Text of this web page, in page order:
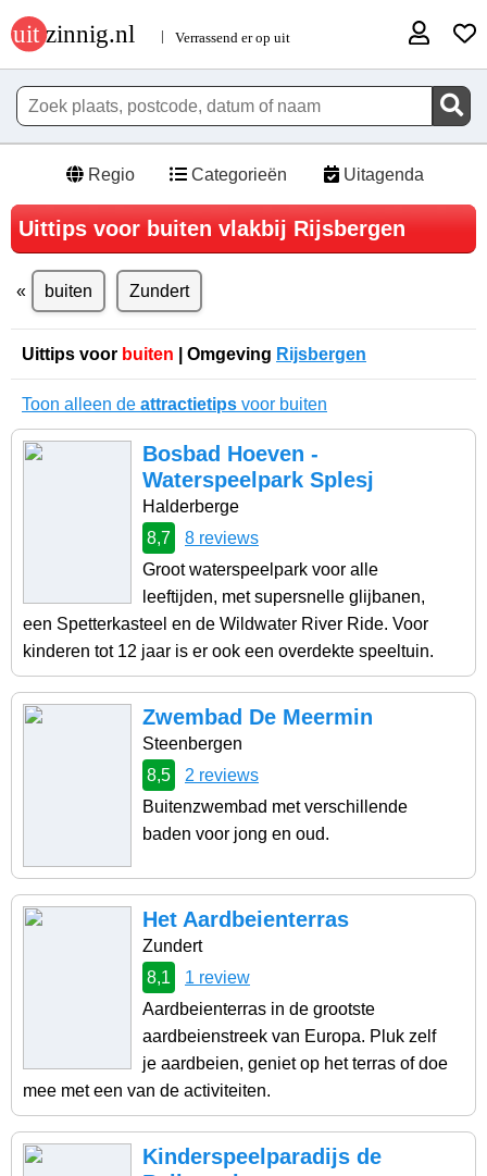
Regio Categorieën Uitagenda
Uittips voor buiten vlakbij Rijsbergen
buiten Zundert
Uittips voor buiten | Omgeving Rijsbergen
Toon alleen de attractietips voor buiten
Bosbad Hoeven -
Waterspeelpark Splesj
Halderberge
8,7
8 reviews
Groot waterspeelpark voor alle
leeftijden, met supersnelle glijbanen,
een Spetterkasteel en de Wildwater River Ride. Voor
kinderen tot 12 jaar is er ook een overdekte speeltuin.
Zwembad De Meermin
Steenbergen
8,5
2 reviews
Buitenzwembad met verschillende
baden voor jong en oud.
Het Aardbeienterras
Zundert
8,1
1 review
Aardbeienterras in de grootste
aardbeienstreek van Europa. Pluk zelf
je aardbeien, geniet op het terras of doe
mee met een van de activiteiten.
Kinderspeelparadijs de